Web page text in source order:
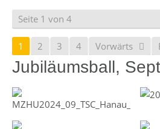
Seite 1 von 4
1 2 3 4 Vorwärts
Jubiläumsball,